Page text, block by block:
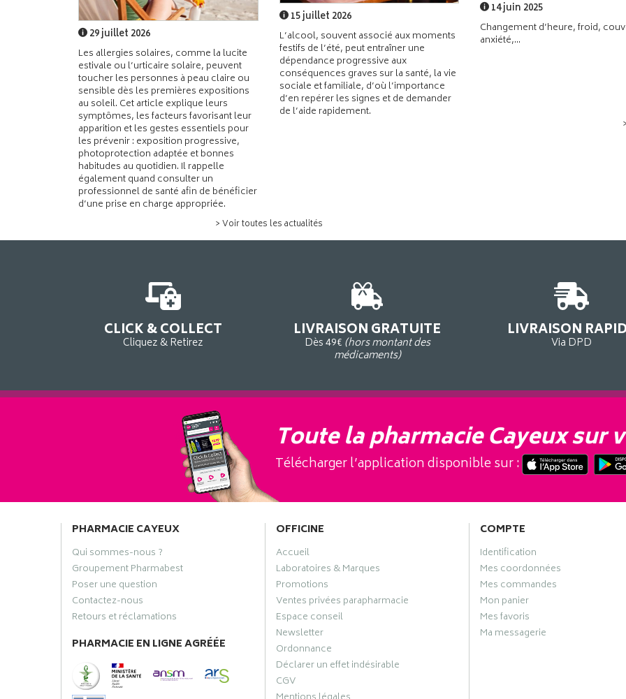
29 juillet 2026
Les allergies solaires, comme la lucite
estivale ou l’urticaire solaire, peuvent
toucher les personnes à peau claire ou
sensible dès les premières expositions
au soleil. Cet article explique leurs
symptômes, les facteurs favorisant leur
apparition et les gestes essentiels pour
les prévenir : exposition progressive,
photoprotection adaptée et bonnes
habitudes au quotidien. Il rappelle
également quand consulter un
professionnel de santé afin de bénéficier
d’une prise en charge appropriée.
15 juillet 2026
L’alcool, souvent associé aux moments
festifs de l’été, peut entraîner une
dépendance progressive aux
conséquences graves sur la santé, la vie
sociale et familiale, d’où l’importance
d’en repérer les signes et de demander
de l’aide rapidement.
> Voir toutes les actualités
14 juin 2025
Changement d’heure, froid,
anxiété,...
CLICK & COLLECT
Cliquez & Retirez
LIVRAISON GRATUITE
Dès 49€ (hors montant des
médicaments)
LIVRAISON
Via DPD
Toute la pharmacie Cayeux sur
Télécharger l’application disponible sur :
PHARMACIE CAYEUX
Qui sommes-nous ?
Groupement Pharmabest
Poser une question
Contactez-nous
Retours et réclamations
PHARMACIE EN LIGNE AGRÉÉE
OFFICINE
Accueil
Laboratoires & Marques
Promotions
Ventes privées parapharmacie
Espace conseil
Newsletter
Ordonnance
Déclarer un effet indésirable
CGV
COMPTE
Identification
Mes coordonnées
Mes commandes
Mon panier
Mes favoris
Ma messagerie